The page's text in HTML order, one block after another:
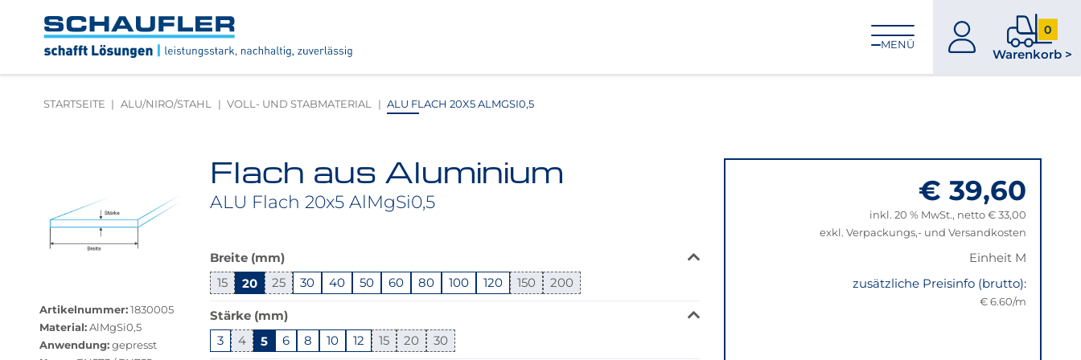
Hauptnavigation
Footernavigation
Logo
verlinkt
zur
MENÜ
zum
0
Warenkorb >
0
im
STARTSEITE ALU/NIRO/STAHL VOLL- UND STABMATERIAL ALU FLACH 20X5 ALMGSI0,5
Artikelnummer:1830005
Material:AlMgSi0,5
Anwendung:gepresst
Flach aus Aluminium
ALU Flach 20x5 AlMgSi0,5
Das
Produkt
ist
in
dieser
Variante
Breite (mm)
15 20 25 30 40 50 60 80 100 120 150 200
Stärke (mm)
3 4 5 6 8 10 12 15 20 30
€ 39,60
inkl. 20 % MwSt., netto € 33,00
exkl. Verpackungs,- und Versandkosten
Einheit M
zusätzliche Preisinfo (brutto):
€ 6.60/m